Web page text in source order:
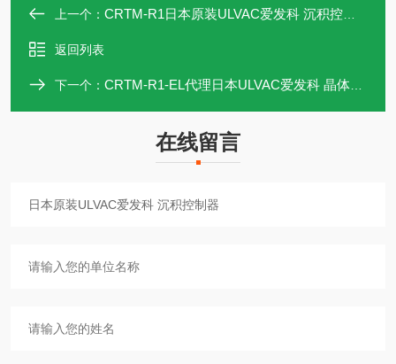
上一个： CRTM-R1日本原装ULVAC爱发科 沉积控制器
返回列表
下一个： CRTM-R1-EL代理日本ULVAC爱发科 晶体沉积控制器
在线留言